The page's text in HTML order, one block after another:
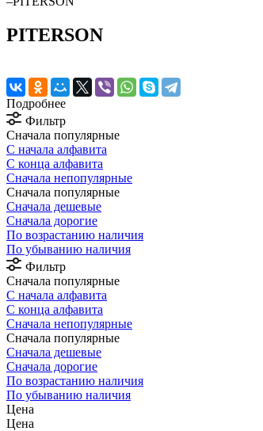
PITERSON
Подробнее
Фильтр
Сначала популярные
С начала алфавита
С конца алфавита
Сначала непопулярные
Сначала популярные
Сначала дешевые
Сначала дорогие
По возрастанию наличия
По убыванию наличия
Фильтр
Сначала популярные
С начала алфавита
С конца алфавита
Сначала непопулярные
Сначала популярные
Сначала дешевые
Сначала дорогие
По возрастанию наличия
По убыванию наличия
Цена
Цена